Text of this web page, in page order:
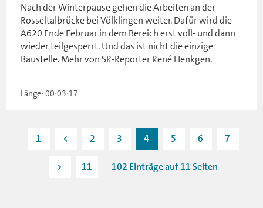
Nach der Winterpause gehen die Arbeiten an der
Rosseltalbrücke bei Völklingen weiter. Dafür wird die
A620 Ende Februar in dem Bereich erst voll- und dann
wieder teilgesperrt. Und das ist nicht die einzige
Baustelle. Mehr von SR-Reporter René Henkgen.
Länge: 00:03:17
1 < 2 3 4 5 6 7
> 11 102 Einträge auf 11 Seiten